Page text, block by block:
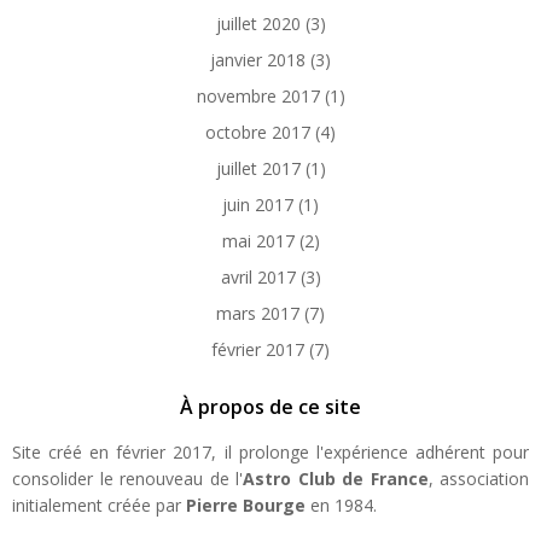
juillet 2020 (3)
janvier 2018 (3)
novembre 2017(1)
octobre 2017 (4)
juillet 2017(1)
juin 2017 (1)
mai 2017(2)
avril 2017(3)
mars 2017 (7)
février 2017 (7)
À propos de ce site
Site créé en février 2017, il prolonge l'expérience adhérent pour
consolider le renouveau de l'Astro Club de France, association
initialement créée par Pierre Bourge en 1984.